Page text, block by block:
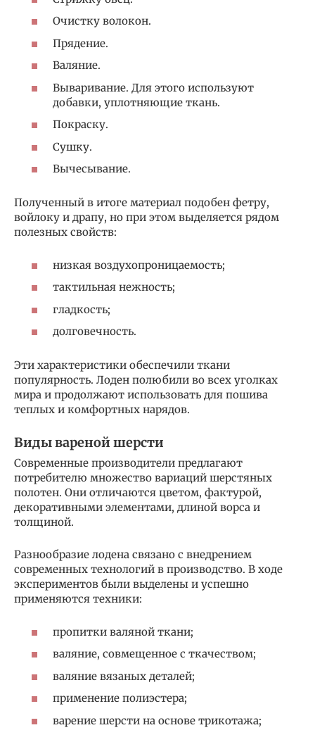
Очистку волокон.
Прядение.
Валяние.
Вываривание. Для этого используют
добавки, уплотняющие ткань.
Покраску.
Сушку.
Вычесывание.
Полученный в итоге материал подобен фетру,
войлоку и драпу, но при этом выделяется рядом
полезных свойств:
низкая воздухопроницаемость;
тактильная нежность;
гладкость;
долговечность.
Эти характеристики обеспечили ткани
популярность. Лоден полюбили во всех уголках
мира и продолжают использовать для пошива
теплых и комфортных нарядов.
Виды вареной шерсти
Современные производители предлагают
потребителю множество вариаций шерстяных
полотен. Они отличаются цветом, фактурой,
декоративными элементами, длиной ворса и
толщиной.
Разнообразие лодена связано с внедрением
современных технологий в производство. В ходе
экспериментов были выделены и успешно
применяются техники:
пропитки валяной ткани;
валяние, совмещенное с ткачеством;
валяние вязаных деталей;
применение полиэстера;
варение шерсти на основе трикотажа;